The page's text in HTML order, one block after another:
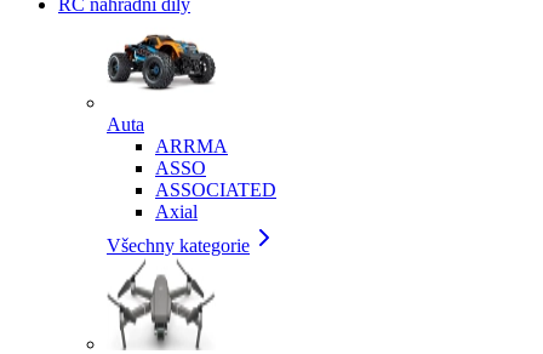
RC náhradní díly
Auta
ARRMA
ASSO
ASSOCIATED
Axial
Všechny kategorie